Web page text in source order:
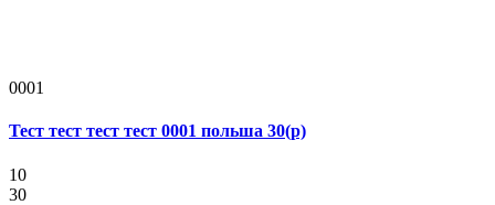
0001
Тест тест тест тест 0001 польша 30(р)
10
30